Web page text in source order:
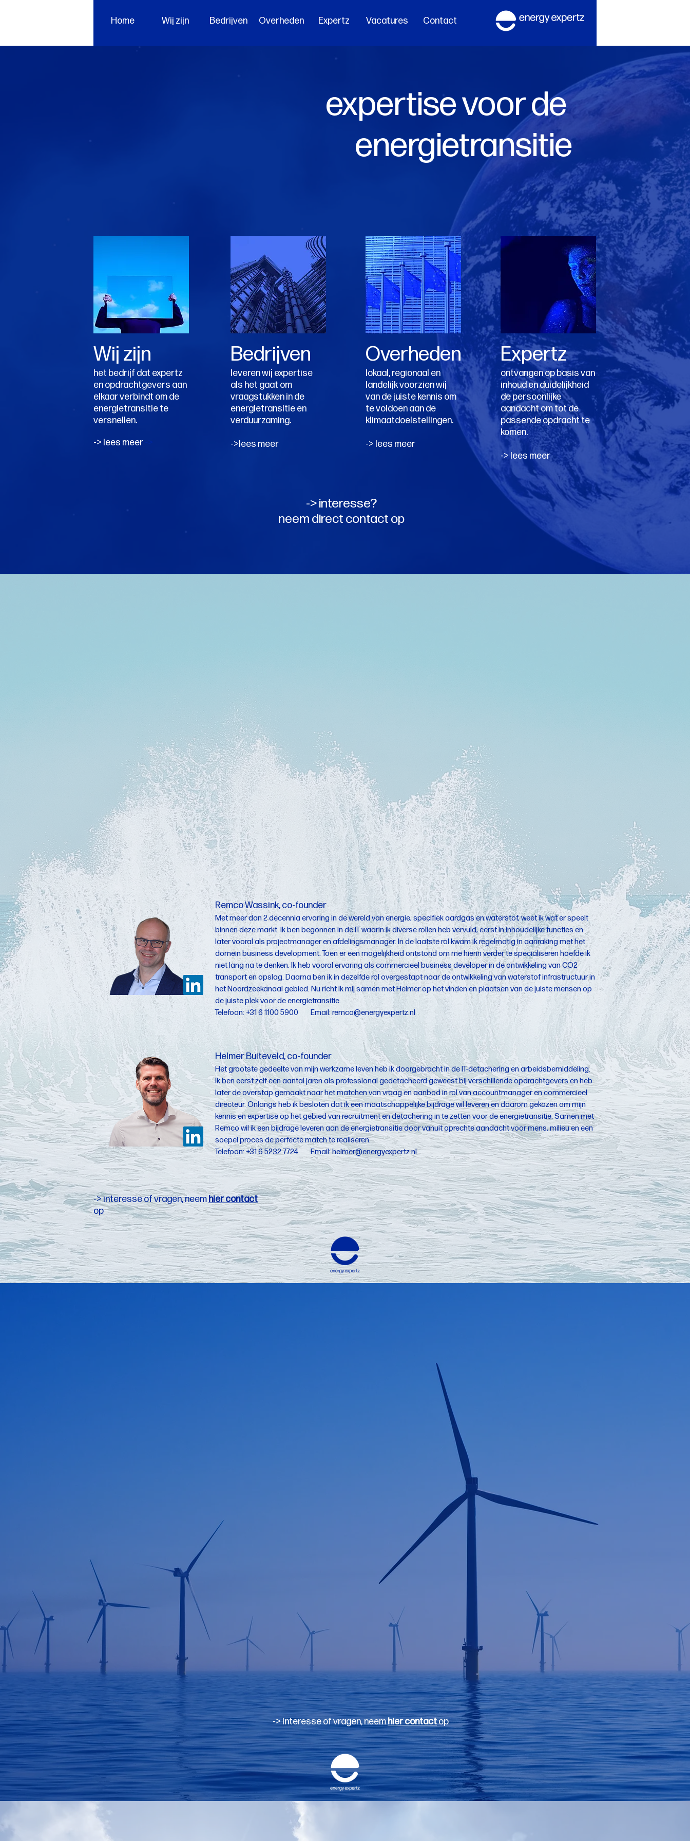
Home Wij zijn Bedrijven Overheden Expertz Vacatures Contact
expertise voor de
energietransitie
Wij zijn
het bedrijf dat expertz
en opdrachtgevers aan
elkaar verbindt om de
energietransitie te
versnellen.
-> lees meer
Bedrijven
leveren wij expertise
als het gaat om
vraagstukken in de
energietransitie en
verduurzaming.
->lees meer
Overheden
lokaal, regionaal en
landelijk voorzien wij
van de juiste kennis om
te voldoen aan de
klimaatdoelstellingen.
-> lees meer
Expertz
ontvangen op basis van
inhoud en duidelijkheid
de persoonlijke
aandacht om tot de
passende opdracht te
komen.
-> lees meer
-> interesse?
neem direct contact op
De energietransitie vraagt naast (technische) innovatie ook
een andere mentaliteit waarin we bewuster bezig te zijn met
de impact van ons gedrag op het milieu en klimaat. Het gaat
daarbij om keuzes voor een leefbare toekomst voor de
volgende generaties. Het gaat over bouwen aan een nieuwe
economie, waarin welzijn belangrijker is dan welvaart.
Een fossielvrije toekomst, daar willen wij samen met
gelijkgestemden aan werken. Wij matchen vraag en aanbod
door expertz te vinden voor de energietransitie projecten van
onze opdrachtgevers. Hierbij richten we ons vooral op
functies in de projectontwikkelingsfase. Dit doen wij met een
realistisch idealisme en een hands-on mentaliteit. Wij denken
in oplossingen, leggen verbindingen en handelen snel.
Remco Wassink, co-founder
Met meer dan 2 decennia ervaring in de wereld van energie, specifiek aardgas en waterstof, weet ik wat er speelt
binnen deze markt. Ik ben begonnen in de IT waarin ik diverse rollen heb vervuld, eerst in inhoudelijke functies en
later vooral als projectmanager en afdelingsmanager. In de laatste rol kwam ik regelmatig in aanraking met het
domein business development. Toen er een mogelijkheid ontstond om me hierin verder te specialiseren hoefde ik
niet lang na te denken. Ik heb vooral ervaring als commercieel business developer in de ontwikkeling van CO2
transport en opslag. Daarna ben ik in dezelfde rol overgestapt naar de ontwikkeling van waterstof infrastructuur in
het Noordzeekanaal gebied. Nu richt ik mij samen met Helmer op het vinden en plaatsen van de juiste mensen op
de juiste plek voor de energietransitie.
Telefoon: +31 6 1100 5900 Email: remco@energyexpertz.nl
Helmer Buiteveld, co-founder
Het grootste gedeelte van mijn werkzame leven heb ik doorgebracht in de IT-detachering en arbeidsbemiddeling.
Ik ben eerst zelf een aantal jaren als professional gedetacheerd geweest bij verschillende opdrachtgevers en heb
later de overstap gemaakt naar het matchen van vraag en aanbod in rol van accountmanager en commercieel
directeur. Onlangs heb ik besloten dat ik een maatschappelijke bijdrage wil leveren en daarom gekozen om mijn
kennis en expertise op het gebied van recruitment en detachering in te zetten voor de energietransitie. Samen met
Remco wil ik een bijdrage leveren aan de energietransitie door vanuit oprechte aandacht voor mens, milieu en een
soepel proces de perfecte match te realiseren.
Telefoon: +31 6 5232 7724 Email:helmer@energyexpertz.nl
-> interesse of vragen, neem hier contact
op
belangrijk voor uw succes, groei en continuïteit. Energy Expertz heeft de ervaring
en het netwerk om de expertz voor uw organisatie te vinden als het gaat om
posities en vraagstukken in de energietransitie.
Veel bedrijven ervaren schaarste terwijl wij zien dat er potentieel genoeg
mensen met de juiste skills zijn. Daarom matchen wij opdrachtgevers en expertz
middels een op skills gebaseerde aanpak. Hiermee kijken wij verder dan alleen het
cv en hebben we focus op skills voor nieuwe technologie, gerichte scholing en het
splitsen van taken. Op deze manier kunnen we het schaarste vraagstuk voor uw
Wij detacheren expertz die bedrijven ondersteunen bij het realiseren van
duurzame energieprojecten. Dit doen we onder meer op het gebied van waterstof,
windenergie, warmtenetten, zonne-energie en infrastructuur.
Wij zijn als klein bedrijf wendbaar en persoonlijk. We lossen
recruitmentvraagstukken op door goed te doorgronden wat de vraag is en hier de
juiste skills bij te vinden. Daarnaast nemen we de tijd om naar uw problemen te
luisteren en ze te vertalen naar oplossingen. U heeft als opdrachtgever één
Snelheid, kwaliteit en transparantie zijn onze belangrijkste waarden. U mag van
ons verwachten dat wij inzichtelijk maken welke oplossing het beste past bij uw
specifieke behoefte, ook als dit niet door Energy Expertz zelf geleverd kan
worden. Wij zullen de grootste transitie die voor ons ligt samen moeten uitvoeren.
Kunt u niet of moeilijk de juiste personen kunt vinden voor belangrijke posities
binnen uw organisatie? Dan komen wij graag met u in contact.
-> interesse of vragen, neemhier contactop